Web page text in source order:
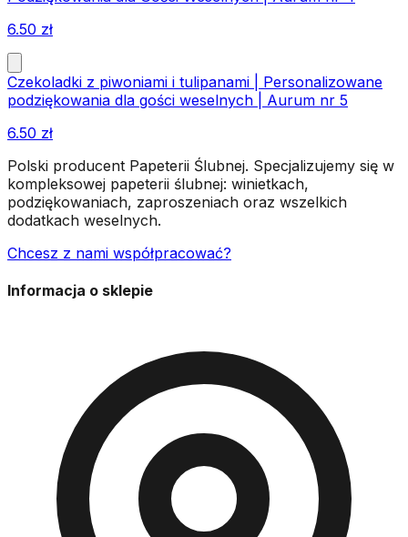
6.50 zł
Czekoladki z piwoniami i tulipanami | Personalizowane
podziękowania dla gości weselnych | Aurum nr 5
6.50 zł
Polski producent Papeterii Ślubnej. Specjalizujemy się w
kompleksowej papeterii ślubnej: winietkach,
podziękowaniach, zaproszeniach oraz wszelkich
dodatkach weselnych.
Chcesz z nami współpracować?
Informacja o sklepie